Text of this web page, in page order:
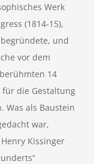
Werk
(1814-15),
und
vor dem
14
die Gestaltung
Was als Baustein
war,
Kissinger